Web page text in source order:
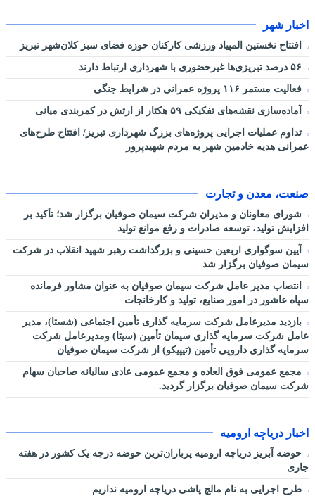
اخبار شهر
افتتاح نخستین المپیاد ورزشی کارکنان حوزه فضای سبز کلان‌شهر تبریز
فعالیت مستمر ۱۱۶ پروژه عمرانی در شرایط جنگی
آماده‌سازی نقشه‌های تفکیکی ۵۹ هکتار از ارتش در کمربندی میانی
تداوم عملیات اجرایی پروژه‌های بزرگ شهرداری تبریز/ افتتاح طرح‌های
عمرانی هدیه خادمین شهر به مردم شهیدپرور
صنعت، معدن و تجارت
شورای معاونان و مدیران شرکت سیمان صوفیان برگزار شد؛ تأکید بر
افزایش تولید، توسعه صادرات و رفع موانع تولید
آیین سوگواری اربعین حسینی و بزرگداشت رهبر شهید انقلاب در شرکت
سیمان صوفیان برگزار شد
انتصاب مدیر عامل شرکت سیمان صوفیان به عنوان مشاور فرمانده
سپاه عاشور در امور صنایع، تولید و کارخانجات
بازدید مدیرعامل شرکت سرمایه گذاری تأمین اجتماعی (شستا)، مدیر
عامل شرکت سرمایه گذاری سیمان تأمین (سیتا) ومدیرعامل شرکت
سرمایه گذاری دارویی تأمین (تیپیکو) از شرکت سیمان صوفیان
مجمع عمومی فوق العاده و مجمع عمومی عادی سالیانه صاحبان سهام
شرکت سیمان صوفیان برگزار گردید.
اخبار دریاچه ارومیه
حوضه آبریز دریاچه ارومیه پرباران‌ترین حوضه‌ درجه یک کشور در هفته
جاری
طرح اجرایی به نام مالچ پاشی دریاچه ارومیه نداریم